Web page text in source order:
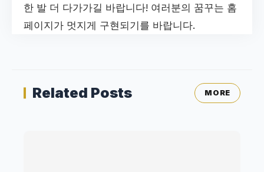
한 발 더 다가가길 바랍니다! 여러분의 꿈꾸는 홈
페이지가 멋지게 구현되기를 바랍니다.
Related Posts MORE